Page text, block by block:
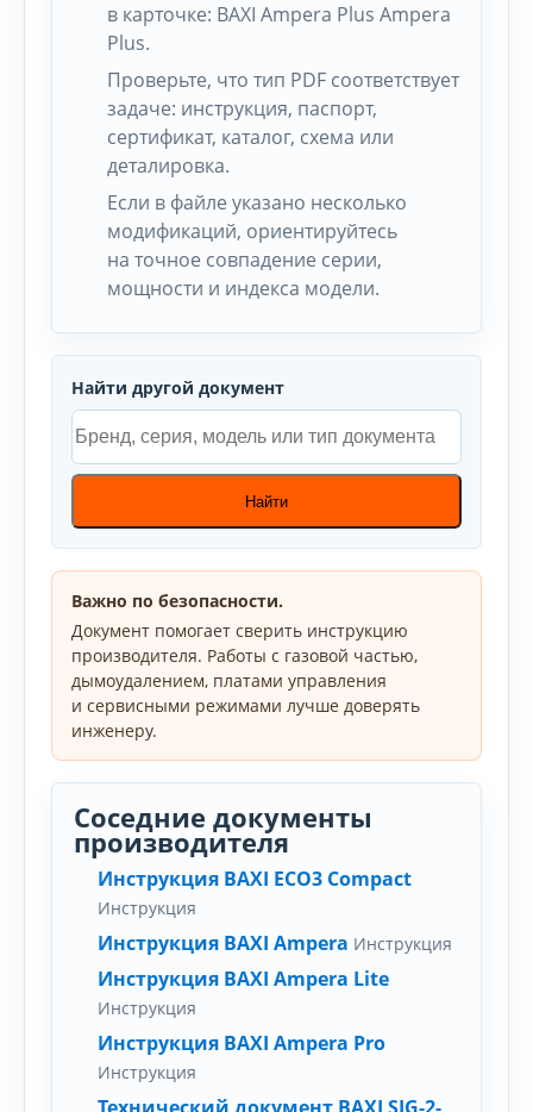
в карточке: BAXI Ampera Plus Ampera
Plus.
Проверьте, что тип PDF соответствует
задаче: инструкция, паспорт,
сертификат, каталог, схема или
деталировка.
Если в файле указано несколько
модификаций, ориентируйтесь
на точное совпадение серии,
мощности и индекса модели.
Найти другой документ
Найти
Важно по безопасности.
Документ помогает сверить инструкцию
производителя. Работы с газовой частью,
дымоудалением, платами управления
и сервисными режимами лучше доверять
инженеру.
Соседние документы
производителя
Инструкция BAXI ЕСО3 Compact
Инструкция
Инструкция BAXI Ampera Инструкция
Инструкция BAXI Ampera Lite
Инструкция
Инструкция BAXI Ampera Pro
Инструкция